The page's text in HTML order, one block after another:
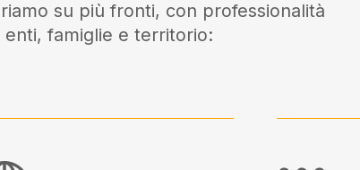
su più fronti, con professionalità
famiglie e territorio: